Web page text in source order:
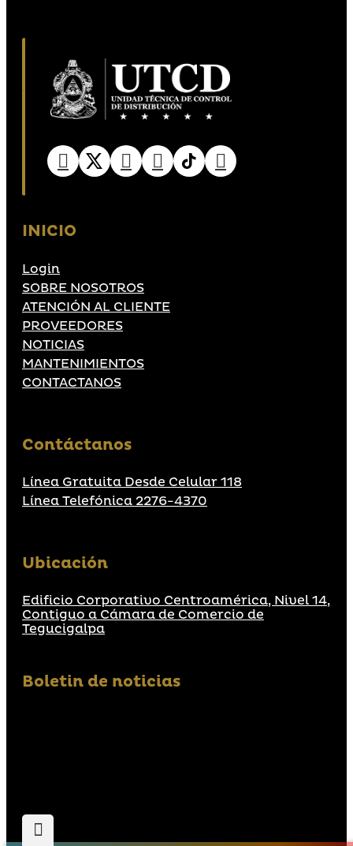
INICIO
Login
SOBRE NOSOTROS
ATENCIÓN AL CLIENTE
PROVEEDORES
NOTICIAS
MANTENIMIENTOS
CONTACTANOS
Contáctanos
Línea Gratuita Desde Celular 118
Línea Telefónica 2276-4370
Ubicación
Edificio Corporativo Centroamérica, Nivel 14,
Contiguo a Cámara de Comercio de
Tegucigalpa
Boletin de noticias